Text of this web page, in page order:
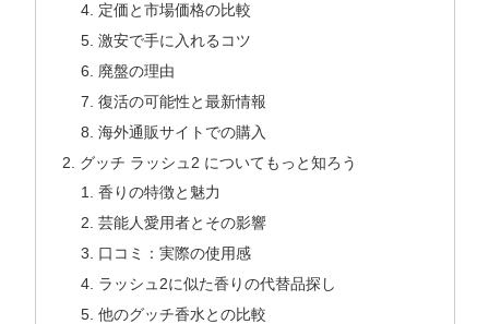
定価と市場価格の比較
激安で手に入れるコツ
廃盤の理由
復活の可能性と最新情報
海外通販サイトでの購入
グッチ ラッシュ2 についてもっと知ろう
香りの特徴と魅力
芸能人愛用者とその影響
口コミ：実際の使用感
ラッシュ2に似た香りの代替品探し
他のグッチ香水との比較